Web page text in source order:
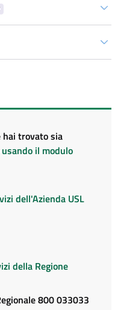
hai trovato sia
usando il modulo
dell'Azienda USL
della Regione
800 033033